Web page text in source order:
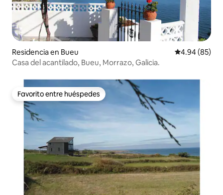
Residencia en Bueu Calificación
4.94 (85)
Casa del acantilado, Bueu, Morrazo, Galicia.
Favorito entre huéspedes
Favorito entre huéspedes